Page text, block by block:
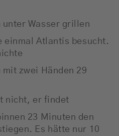
unter Wasser grillen
einmal Atlantis besucht.
zwei Händen 29
nicht, er findet
23 Minuten den
Es hätte nur 10